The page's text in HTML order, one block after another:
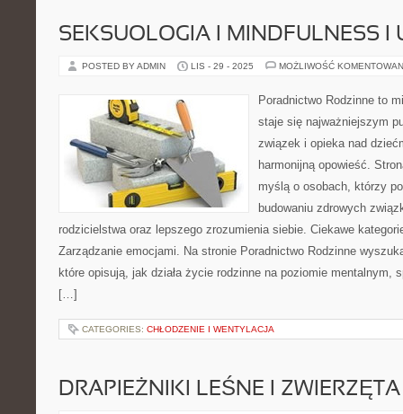
SEKSUOLOGIA I MINDFULNESS I
POSTED BY ADMIN LIS - 29 - 2025 MOŻLIWOŚĆ
Poradnictwo Rodzinne to
staje się najważniejszym
związek i opieka nad
harmonijną opowieść.
myślą o osobach, którzy
budowaniu zdrowych
rodzicielstwa oraz lepszego zrozumienia siebie. Ciekawe
Zarządzanie emocjami. Na stronie Poradnictwo Rodzinne
które opisują, jak działa życie rodzinne na poziomie mentalnym,
[…]
CATEGORIES: CHŁODZENIE I WENTYLACJA
DRAPIEŻNIKI LEŚNE I